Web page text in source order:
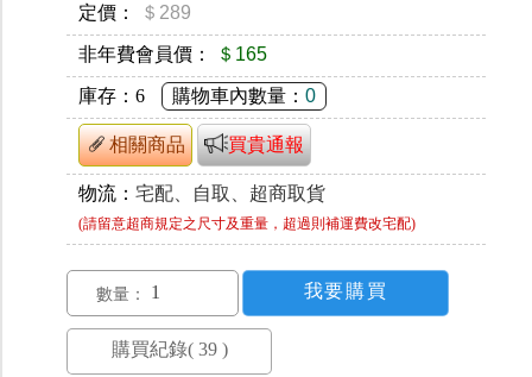
定價： ＄289
非年費會員價： ＄165
庫存： 6 購物車內數量： 0
相關商品 買貴通報
物流： 宅配、自取、超商取貨
(請留意超商規定之尺寸及重量，超過則補運費改宅配)
數量：